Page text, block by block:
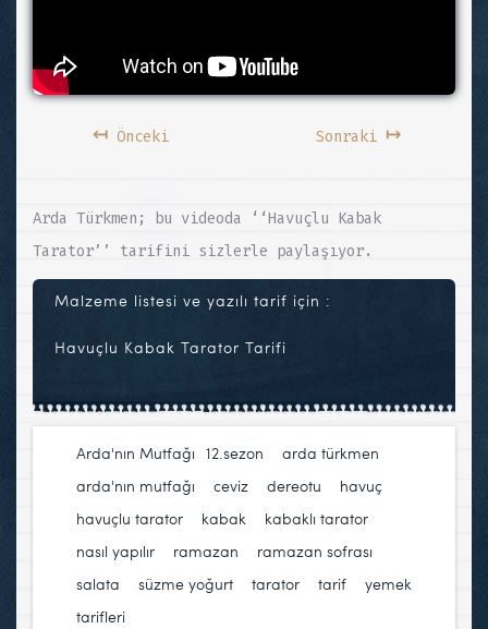
↤Önceki Sonraki ↦
Arda Türkmen; bu videoda ‘‘Havuçlu Kabak
Tarator’’ tarifini sizlerle paylaşıyor.
Malzeme listesi ve yazılı tarif için :
Havuçlu Kabak Tarator Tarifi
Arda'nın Mutfağı 12.sezon arda türkmen
arda'nın mutfağı
ceviz dereotu havuç
havuçlu tarator
kabak kabaklı tarator
nasıl yapılır
ramazan ramazan sofrası
salata
süzme yoğurt tarator tarif
yemek
tarifleri